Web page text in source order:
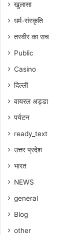
खुलासा
धर्म-संस्कृति
तस्वीर का सच
Public
Casino
दिल्ली
वायरल अड्डा
पर्यटन
ready_text
उत्तर प्रदेश
भारत
NEWS
general
Blog
other